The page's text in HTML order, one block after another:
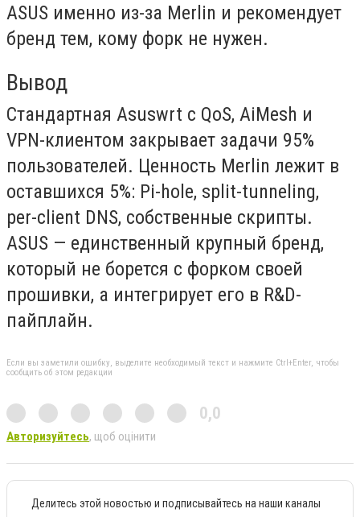
ASUS именно из-за Merlin и рекомендует
бренд тем, кому форк не нужен.
Вывод
Стандартная Asuswrt с QoS, AiMesh и
VPN-клиентом закрывает задачи 95%
пользователей. Ценность Merlin лежит в
оставшихся 5%: Pi-hole, split-tunneling,
per-client DNS, собственные скрипты.
ASUS — единственный крупный бренд,
который не борется с форком своей
прошивки, а интегрирует его в R&D-
пайплайн.
Если вы заметили ошибку, выделите необходимый текст и нажмите Ctrl+Enter, чтобы
сообщить об этом редакции
0,0
Авторизуйтесь, щоб оцінити
Делитесь этой новостью и подписывайтесь на наши каналы